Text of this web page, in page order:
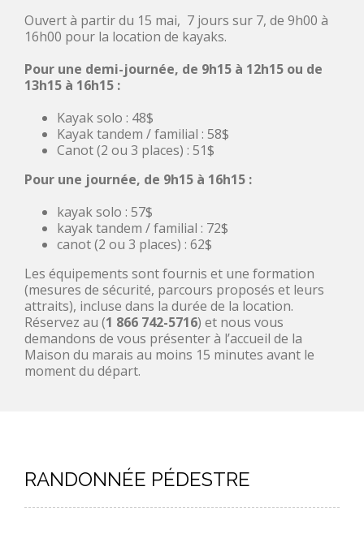
Ouvert à partir du 15 mai, 7 jours sur 7, de 9h00 à
16h00 pour la location de kayaks.
Pour une demi-journée, de 9h15 à 12h15 ou de
13h15 à 16h15 :
Kayak solo : 48$
Kayak tandem / familial : 58$
Canot (2 ou 3 places) : 51$
Pour une journée, de 9h15 à 16h15 :
kayak solo : 57$
kayak tandem / familial : 72$
canot (2 ou 3 places) : 62$
Les équipements sont fournis et une formation
(mesures de sécurité, parcours proposés et leurs
attraits), incluse dans la durée de la location.
Réservez au (1 866 742-5716) et nous vous
demandons de vous présenter à l’accueil de la
Maison du marais au moins 15 minutes avant le
moment du départ.
RANDONNÉE PÉDESTRE